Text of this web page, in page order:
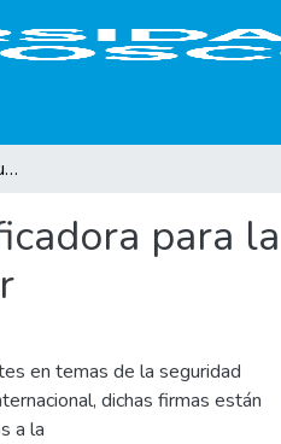
Propuesta de creación de una autoridad certificadora para la emisión de firmas electrónicas certificadas en El Salvador
para
en temas de la seguridad
dichas firmas están
a la